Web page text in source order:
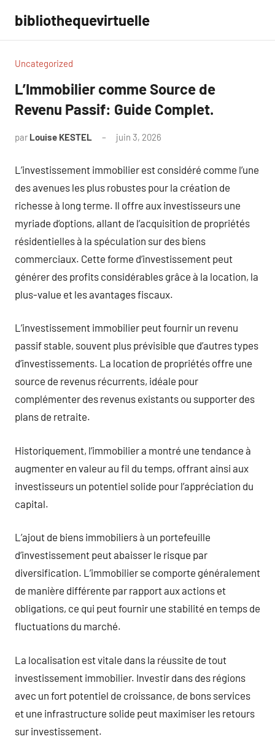
contenu
bibliothequevirtuelle
Uncategorized
L’Immobilier comme Source de
Revenu Passif: Guide Complet.
par Louise KESTEL juin 3, 2026
L’investissement immobilier est considéré comme l’une
des avenues les plus robustes pour la création de
richesse à long terme. Il offre aux investisseurs une
myriade d’options, allant de l’acquisition de propriétés
résidentielles à la spéculation sur des biens
commerciaux. Cette forme d’investissement peut
générer des profits considérables grâce à la location, la
plus-value et les avantages fiscaux.
L’investissement immobilier peut fournir un revenu
passif stable, souvent plus prévisible que d’autres types
d’investissements. La location de propriétés offre une
source de revenus récurrents, idéale pour
complémenter des revenus existants ou supporter des
plans de retraite.
Historiquement, l’immobilier a montré une tendance à
augmenter en valeur au fil du temps, offrant ainsi aux
investisseurs un potentiel solide pour l’appréciation du
capital.
L’ajout de biens immobiliers à un portefeuille
d’investissement peut abaisser le risque par
diversification. L’immobilier se comporte généralement
de manière différente par rapport aux actions et
obligations, ce qui peut fournir une stabilité en temps de
fluctuations du marché.
La localisation est vitale dans la réussite de tout
investissement immobilier. Investir dans des régions
avec un fort potentiel de croissance, de bons services
et une infrastructure solide peut maximiser les retours
sur investissement.